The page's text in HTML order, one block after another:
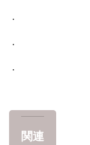
・
・
・
関連